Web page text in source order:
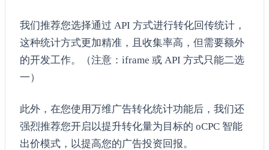
我们推荐您选择通过 API 方式进行转化回传统计，
这种统计方式更加精准，且收集率高，但需要额外
的开发工作。（注意：iframe 或 API 方式只能二选
一）
此外，在您使用万维广告转化统计功能后，我们还
强烈推荐您开启以提升转化量为目标的 oCPC 智能
出价模式，以提高您的广告投资回报。